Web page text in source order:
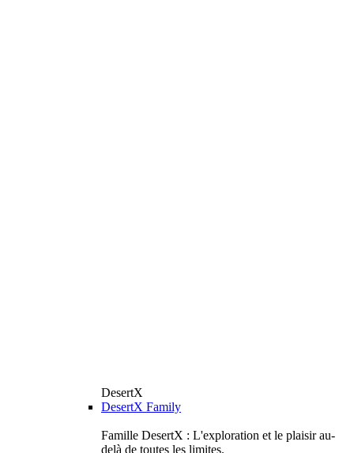
DesertX
DesertX Family
Famille DesertX : L'exploration et le plaisir au-
delà de toutes les limites.